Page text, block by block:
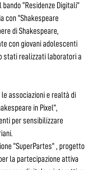
“Residenze Digitali”
con “Shakespeare
di Shakespeare,
con giovani adolescenti
stati realizzati laboratori a
associazioni e realtà di
in Pixel”,
per sensibilizzare
“SuperPartes” , progetto
la partecipazione attiva